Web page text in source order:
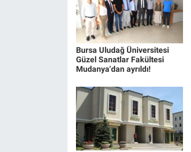
Bursa Uludağ Üniversitesi
Güzel Sanatlar Fakültesi
Mudanya'dan ayrıldı!